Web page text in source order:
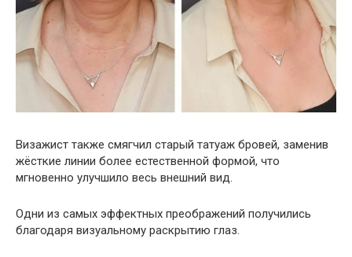
Визажист также смягчил старый татуаж бровей, заменив
жёсткие линии более естественной формой, что
мгновенно улучшило весь внешний вид.
Одни из самых эффектных преображений получились
благодаря визуальному раскрытию глаз.